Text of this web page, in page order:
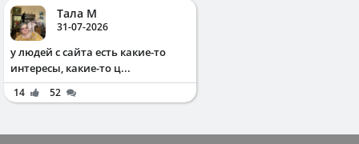
Тала М
31-07-2026
у людей с сайта есть какие-то
интересы, какие-то ц...
14 52